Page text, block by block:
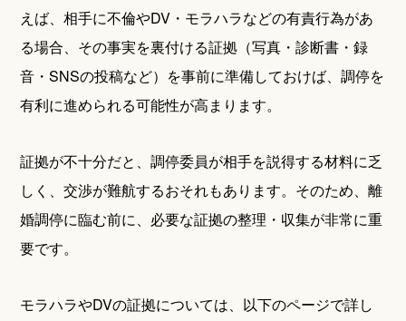
えば、相手に不倫やDV・モラハラなどの有責行為があ
る場合、その事実を裏付ける証拠（写真・診断書・録
音・SNSの投稿など）を事前に準備しておけば、調停を
有利に進められる可能性が高まります。
証拠が不十分だと、調停委員が相手を説得する材料に乏
しく、交渉が難航するおそれもあります。そのため、離
婚調停に臨む前に、必要な証拠の整理・収集が非常に重
要です。
モラハラやDVの証拠については、以下のページで詳し